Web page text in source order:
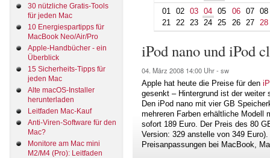
30 nützliche Gratis-Tools
für jeden Mac
10 Energiespartipps für
MacBook Neo/Air/Pro
Apple-Handbücher - ein
Überblick
15 Sicherheits-Tipps für
jeden Mac
Alte macOS-Installer
herunterladen
Leitfaden Mac-Kauf
Anti-Viren-Software für den
Mac?
Monitore am Mac mini
M2/M4 (Pro): Leitfaden
01
02 03 04 05 06 07
08
21
22 23 24 25 26 27 28
iPod nano und iPod
04. März 2008 14:00 Uhr - sw
Apple hat heute die Preise für den
gesenkt – Hintergrund ist der weiter
Den iPod nano mit vier GB
mehreren Farben erhältliche
sofort 189 Euro. Der Preis des 80
Version: 329 anstelle von 349
Preisanpassungen bei MacBook,